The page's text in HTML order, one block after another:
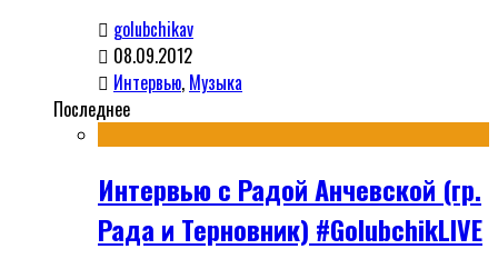
golubchikav
08.09.2012
Интервью, Музыка
Последнее
Интервью с Радой Анчевской (гр.
Рада и Терновник) #GolubchikLIVE